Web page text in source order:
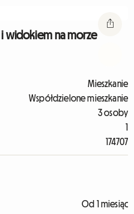
i widokiem na morze
Mieszkanie
Współdzielone mieszkanie
3 osoby
1
174707
Od 1 miesiąc